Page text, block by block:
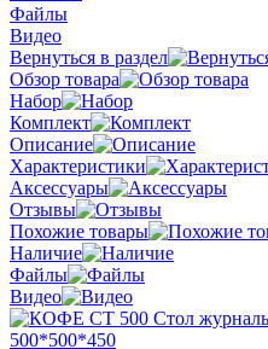
Файлы
Видео
Вернуться в раздел
Обзор товара
Набор
Комплект
Описание
Характеристики
Аксессуары
Отзывы
Похожие товары
Наличие
Файлы
Видео